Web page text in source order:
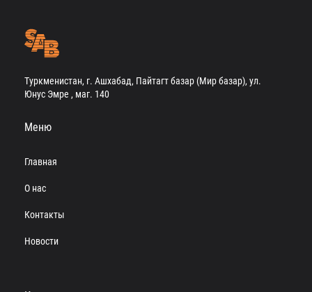
Туркменистан, г. Ашхабад, Пайтагт базар (Мир базар), ул.
Юнус Эмре , маг. 140
Меню
Главная
О нас
Контакты
Новости